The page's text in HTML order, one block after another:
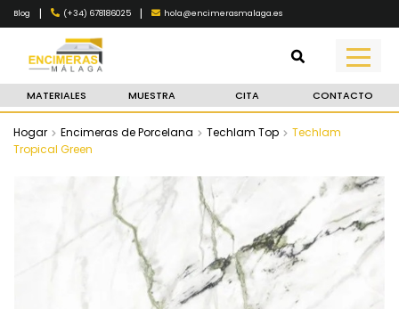
Blog | (+34) 678186025 | hola@encimerasmalaga.es
MATERIALES MUESTRA CITA CONTACTO
Hogar Encimeras de Porcelana Techlam Top
Techlam
Tropical Green